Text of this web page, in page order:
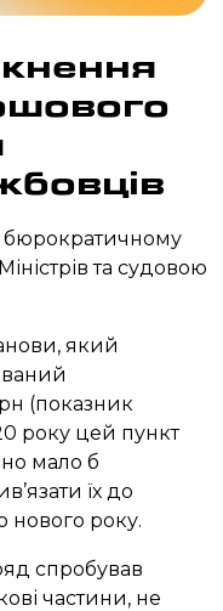
бюрократичному
та судовою
який
(показник
року цей пункт
мало б
їх до
нового року.
спробував
частини, не